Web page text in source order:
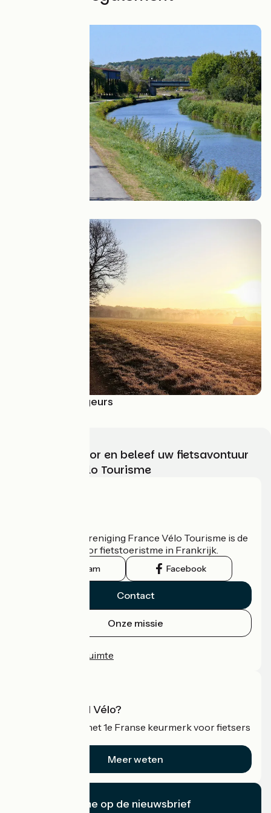
Récits de voyageurs
Kies, bereid voor en beleef uw fietsavontuur
met France Vélo Tourisme
De nationale vereniging France Vélo Tourisme is de
officiële gids voor fietstoeristme in Frankrijk.
Instagram Facebook
Contact
Onze missie
Professionele ruimte
Wat is Accueil Vélo?
Accueil Vélo is het 1e Franse keurmerk voor fietsers
Meer weten
Ik abonneer me op de nieuwsbrief